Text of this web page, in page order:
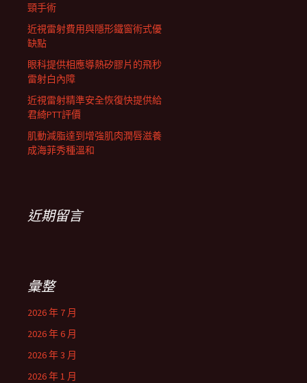
頸手術
近視雷射費用與隱形鐵窗術式優
缺點
眼科提供相應導熱矽膠片的飛秒
雷射白內障
近視雷射精準安全恢復快提供給
君綺PTT評價
肌動減脂達到增強肌肉潤唇滋養
成海菲秀種溫和
近期留言
彙整
2026 年 7 月
2026 年 6 月
2026 年 3 月
2026 年 1 月